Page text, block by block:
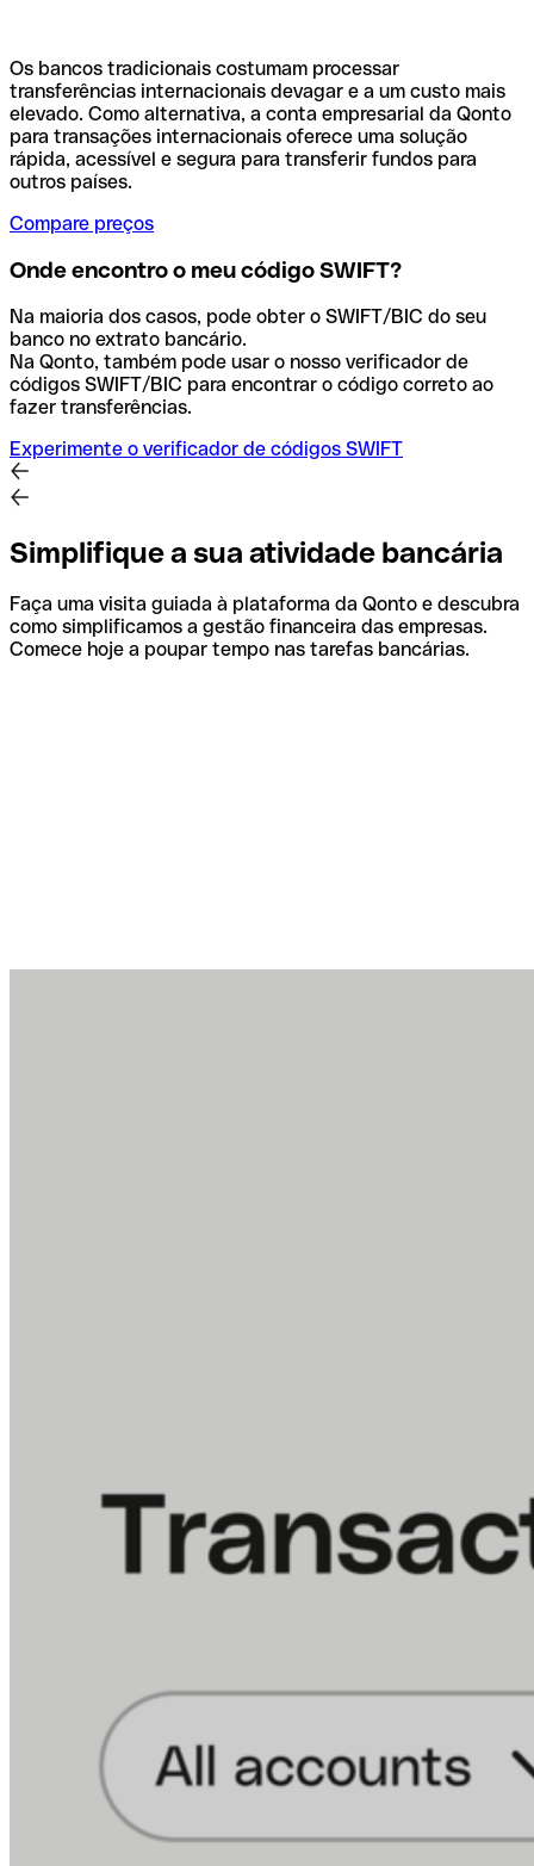
Os bancos tradicionais costumam processar
transferências internacionais devagar e a um custo mais
elevado. Como alternativa, a conta empresarial da Qonto
para transações internacionais oferece uma solução
rápida, acessível e segura para transferir fundos para
outros países.
Compare preços
Onde encontro o meu código SWIFT?
Na maioria dos casos, pode obter o SWIFT/BIC do seu
banco no extrato bancário.
Na Qonto, também pode usar o nosso verificador de
códigos SWIFT/BIC para encontrar o código correto ao
fazer transferências.
Experimente o verificador de códigos SWIFT
Simplifique a sua atividade bancária
Faça uma visita guiada à plataforma da Qonto e descubra
como simplificamos a gestão financeira das empresas.
Comece hoje a poupar tempo nas tarefas bancárias.